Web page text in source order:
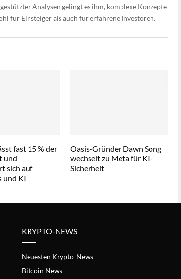
Analysen gelingt es ihm, komplexe Konzepte
für Einsteiger als auch für erfahrene Investoren.
fast 15 % der
und
sich auf
und KI
Oasis-Gründer Dawn Song
wechselt zu Meta für KI-
Sicherheit
KRYPTO-NEWS
Neuesten Krypto-News
Bitcoin News